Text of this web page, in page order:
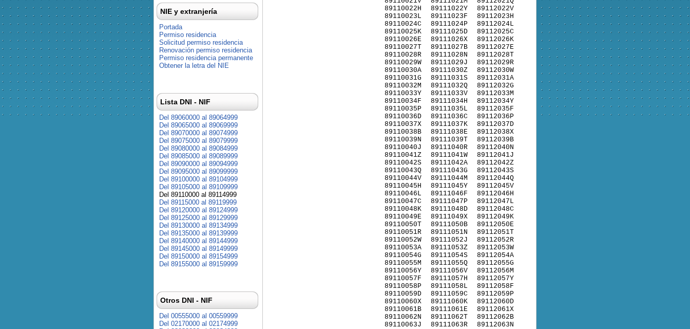
89110022H
89110023L
89110024C
89110025K
89110026E
89110027T
89110028R
89110029W
89110030A
89110031G
89110032M
89110033Y
89110034F
89110035P
89110036D
89110037X
89110038B
89110039N
89110040J
89110041Z
89110042S
89110043Q
89110044V
89110045H
89110046L
89110047C
89110048K
89110049E
89110050T
89110051R
89110052W
89110053A
89110054G
89110055M
89110056Y
89110057F
89110058P
89110059D
89110060X
89110061B
89110062N
89110063J
89111022Y
89111023F
89111024P
89111025D
89111026X
89111027B
89111028N
89111029J
89111030Z
89111031S
89111032Q
89111033V
89111034H
89111035L
89111036C
89111037K
89111038E
89111039T
89111040R
89111041W
89111042A
89111043G
89111044M
89111045Y
89111046F
89111047P
89111048D
89111049X
89111050B
89111051N
89111052J
89111053Z
89111054S
89111055Q
89111056V
89111057H
89111058L
89111059C
89111060K
89111061E
89111062T
89111063R
89112022V
89112023H
89112024L
89112025C
89112026K
89112027E
89112028T
89112029R
89112030W
89112031A
89112032G
89112033M
89112034Y
89112035F
89112036P
89112037D
89112038X
89112039B
89112040N
89112041J
89112042Z
89112043S
89112044Q
89112045V
89112046H
89112047L
89112048C
89112049K
89112050E
89112051T
89112052R
89112053W
89112054A
89112055G
89112056M
89112057Y
89112058F
89112059P
89112060D
89112061X
89112062B
89112063N
NIE y extranjería
Portada
Permiso residencia
Solicitud permiso residencia
Renovación permiso residencia
Permiso residencia permanente
Obtener la letra del NIE
Lista DNI - NIF
Del 89060000 al 89064999
Del 89065000 al 89069999
Del 89070000 al 89074999
Del 89075000 al 89079999
Del 89080000 al 89084999
Del 89085000 al 89089999
Del 89090000 al 89094999
Del 89095000 al 89099999
Del 89100000 al 89104999
Del 89105000 al 89109999
Del 89110000 al 89114999
Del 89115000 al 89119999
Del 89120000 al 89124999
Del 89125000 al 89129999
Del 89130000 al 89134999
Del 89135000 al 89139999
Del 89140000 al 89144999
Del 89145000 al 89149999
Del 89150000 al 89154999
Del 89155000 al 89159999
Otros DNI - NIF
Del 00555000 al 00559999
Del 02170000 al 02174999